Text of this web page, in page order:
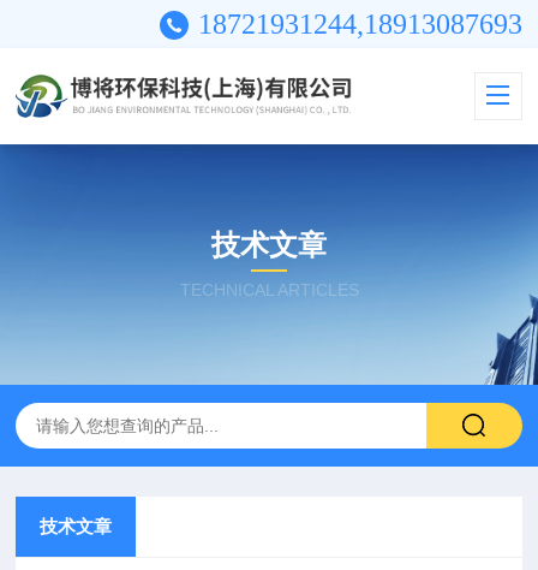
18721931244,18913087693
技术文章
TECHNICAL ARTICLES
技术文章